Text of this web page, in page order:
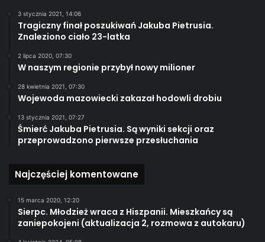
3 stycznia 2021, 14:06
Tragiczny finał poszukiwań Jakuba Pietrusia.
Znaleziono ciało 23-latka
2 lipca 2020, 07:30
W naszym regionie przybył nowy milioner
28 kwietnia 2021, 07:30
Wojewoda mazowiecki zakazał hodowli drobiu
13 stycznia 2021, 07:27
Śmierć Jakuba Pietrusia. Są wyniki sekcji oraz
przeprowadzono pierwsze przesłuchania
Najczęściej komentowane
15 marca 2020, 12:20
Sierpc. Młodzież wraca z Hiszpanii. Mieszkańcy są
zaniepokojeni (aktualizacja 2, rozmowa z autokaru)